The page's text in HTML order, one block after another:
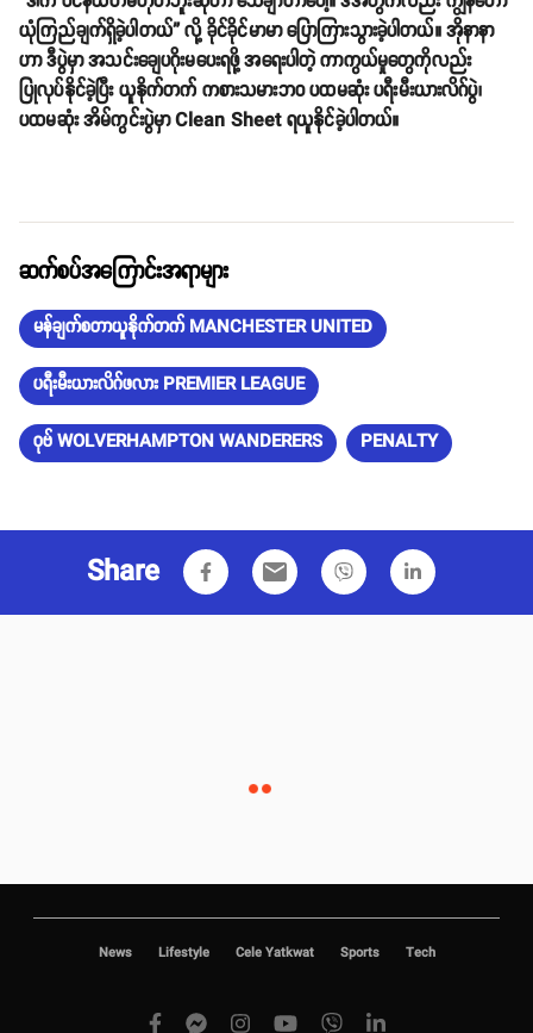
ယုံကြည်ချက်ရှိခဲ့ပါတယ်” လို့ ခိုင်ခိုင်မာမာ ပြောကြားသွားခဲ့ပါတယ်။ အိုနာနာ
ဟာ ဒီပွဲမှာ အသင်းချေပဂိုးမပေးရဖို့ အရေးပါတဲ့ ကာကွယ်မှုတွေကိုလည်း
ပြုလုပ်နိုင်ခဲ့ပြီး ယူနိုက်တက် ကစားသမားဘဝ ပထမဆုံး ပရီးမီးယားလိဂ်ပွဲ၊
ပထမဆုံး အိမ်ကွင်းပွဲမှာ Clean Sheet ရယူနိုင်ခဲ့ပါတယ်။
ဆက်စပ်အကြောင်းအရာများ
မန်ချက်စတာယူနိုက်တက် MANCHESTER UNITED
ပရီးမီးယားလိဂ်ဖလား PREMIER LEAGUE
ဝုဗ် WOLVERHAMPTON WANDERERS PENALTY
Share email
News Lifestyle Cele Yatkwat Sports Tech